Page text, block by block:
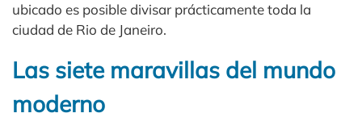
ubicado es posible divisar prácticamente toda la
ciudad de Rio de Janeiro.
Las siete maravillas del mundo
moderno